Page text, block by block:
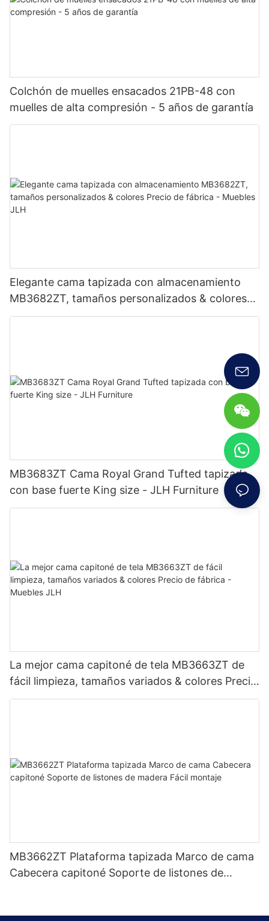
Colchón de muelles ensacados 21PB-48 con
muelles de alta compresión - 5 años de garantía
Elegante cama tapizada con almacenamiento
MB3682ZT, tamaños personalizados & colores
Precio de fábrica - Muebles JLH
MB3683ZT Cama Royal Grand Tufted tapizada
con base fuerte King size - JLH Furniture
La mejor cama capitoné de tela MB3663ZT de
fácil limpieza, tamaños variados & colores Precio
de fábrica - Muebles JLH
MB3662ZT Plataforma tapizada Marco de cama
Cabecera capitoné Soporte de listones de